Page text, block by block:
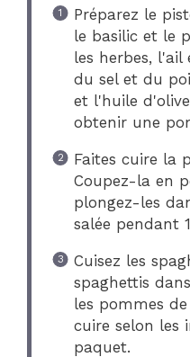
Préparez le
le basilic et le
les herbes, l'ail
du sel et du
et l'huile
obtenir une
Faites cuire la
Coupez-la en
plongez-les
salée pendant
Cuisez les
spaghettis
les pommes
cuire selon les
paquet.